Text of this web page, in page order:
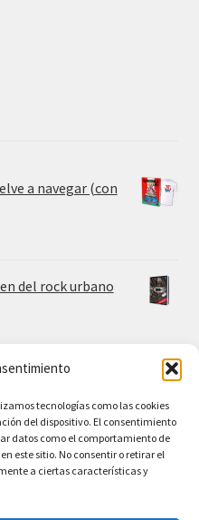
tecnologías como las cookies
del dispositivo. El consentimiento
datos como el comportamiento de
este sitio. No consentir o retirar el
a ciertas características y
a navegar (con
del rock urbano